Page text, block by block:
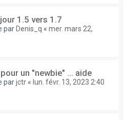
1.5 vers 1.7
par Denis_q « mer. mars 22,
un "newbie" ... aide
parjctr « lun. févr. 13, 2023 2:40